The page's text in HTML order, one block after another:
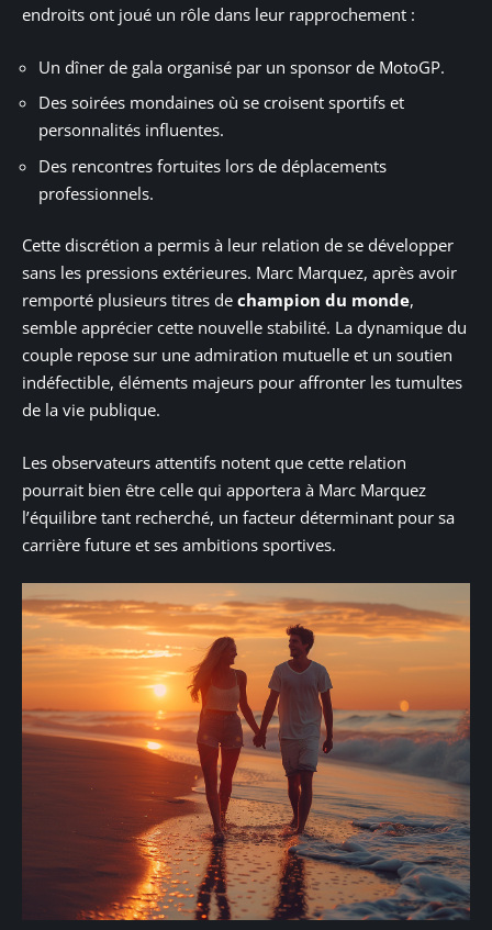
endroits ont joué un rôle dans leur rapprochement :
Un dîner de gala organisé par un sponsor de MotoGP.
Des soirées mondaines où se croisent sportifs et
personnalités influentes.
Des rencontres fortuites lors de déplacements
professionnels.
Cette discrétion a permis à leur relation de se développer
sans les pressions extérieures. Marc Marquez, après avoir
remporté plusieurs titres de champion du monde,
semble apprécier cette nouvelle stabilité. La dynamique du
couple repose sur une admiration mutuelle et un soutien
indéfectible, éléments majeurs pour affronter les tumultes
de la vie publique.
Les observateurs attentifs notent que cette relation
pourrait bien être celle qui apportera à Marc Marquez
l’équilibre tant recherché, un facteur déterminant pour sa
carrière future et ses ambitions sportives.